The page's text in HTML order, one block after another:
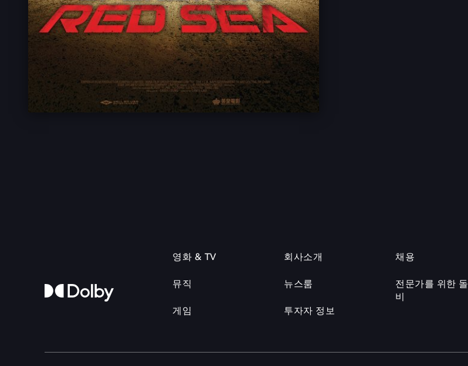
영화 & TV
뮤직
게임
회사소개
뉴스룸
투자자 정보
채용
전문가를 위한 돌
비